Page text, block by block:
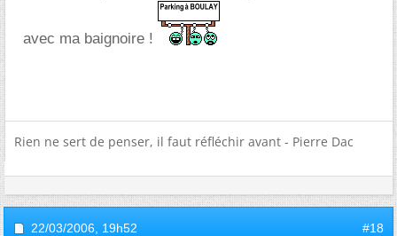
avec ma baignoire !
Rien ne sert de penser, il faut réfléchir avant - Pierre Dac
22/03/2006, 19h52 #18